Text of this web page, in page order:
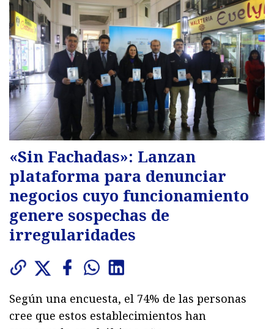
«Sin Fachadas»: Lanzan
plataforma para denunciar
negocios cuyo funcionamiento
genere sospechas de
irregularidades
Según una encuesta, el 74% de las personas
cree que estos establecimientos han